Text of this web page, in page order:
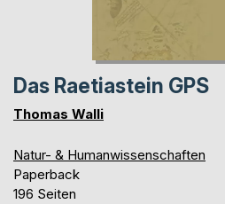
Das Raetiastein GPS
Thomas Walli
Natur- & Humanwissenschaften
Paperback
196 Seiten